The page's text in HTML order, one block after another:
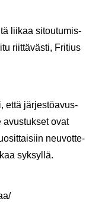
lii­kaa si­tou­tu­mis­
riit­tä­väs­ti, Fri­tius
että jär­jes­tö­avus­
ovat
neu­vot­te­
syk­syl­lä.